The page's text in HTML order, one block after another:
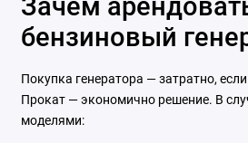
бензиновый
Покупка генератора — затратно,
Прокат — экономично решение. В
моделями: